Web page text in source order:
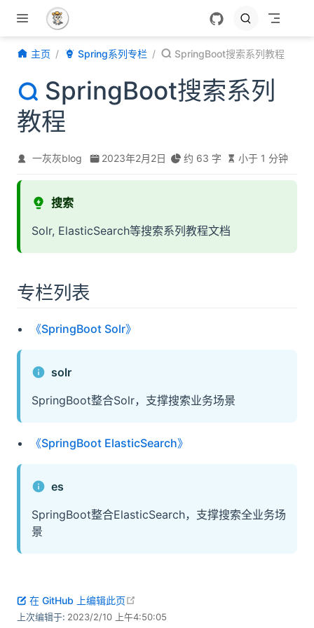
跳至主要內容
主页 Spring系列专栏 SpringBoot搜索系列教程
SpringBoot搜索系列
教程
一灰灰blog 2023年2月2日 约 63 字 小于 1 分钟
搜索
Solr, ElasticSearch等搜索系列教程文档
专栏列表
《SpringBoot Solr》
solr
SpringBoot整合Solr，支撑搜索业务场景
《SpringBoot ElasticSearch》
es
SpringBoot整合ElasticSearch，支撑搜索全业务场
景
在 GitHub 上编辑此页
上次编辑于: 2023/2/10 上午4:50:05